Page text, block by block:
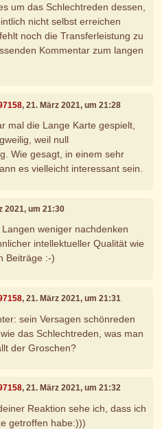
um das Schlechtreden dessen,
nicht selbst erreichen
noch die Transferleistung zu
Kommentar zum langen
, 21. März 2021, um 21:28
mal die Lange Karte gespielt,
weil null
Wie gesagt, in einem sehr
es vielleicht interessant sein.
2021, um 21:30
weniger nachdenken
intellektueller Qualität wie
Beiträge :-)
, 21. März 2021, um 21:31
sein Versagen schönreden
das Schlechtreden, was man
der Groschen?
, 21. März 2021, um 21:32
Reaktion sehe ich, dass ich
getroffen habe:)))